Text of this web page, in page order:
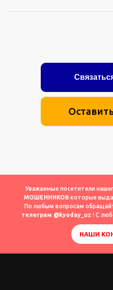
Уважаемые посетители
МОШЕННИКОВкоторые
По любым вопросам
телеграм @kyoday_uz ! С
НАШИ